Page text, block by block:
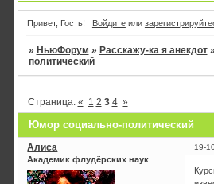
Привет, Гость! Войдитеили
» НьюФорум » Расскажу-ка я анекдот »
политический
Юмор социально-политический
Страница: « 1 2 3 4 »
19-
Алиса
Академик флудёрских наук